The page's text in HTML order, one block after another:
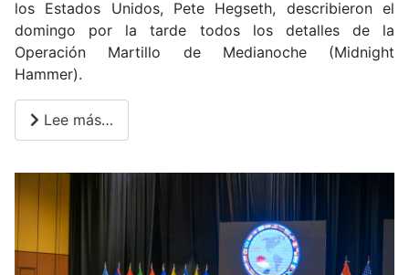
los Estados Unidos, Pete Hegseth, describieron el
domingo por la tarde todos los detalles de la
Operación Martillo de Medianoche (Midnight
Hammer).
Lee más…